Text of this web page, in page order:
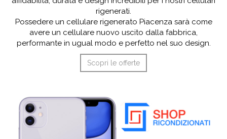
rigenerati.
Possedere un cellulare rigenerato Piacenza sarà come
avere un cellulare nuovo uscito dalla fabbrica,
performante in ugual modo e perfetto nel suo design.
Scopri le offerte